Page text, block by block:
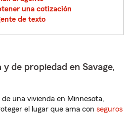
una cotización
de texto
de propiedad en Savage,
una vivienda en Minnesota,
el lugar que ama con seguros